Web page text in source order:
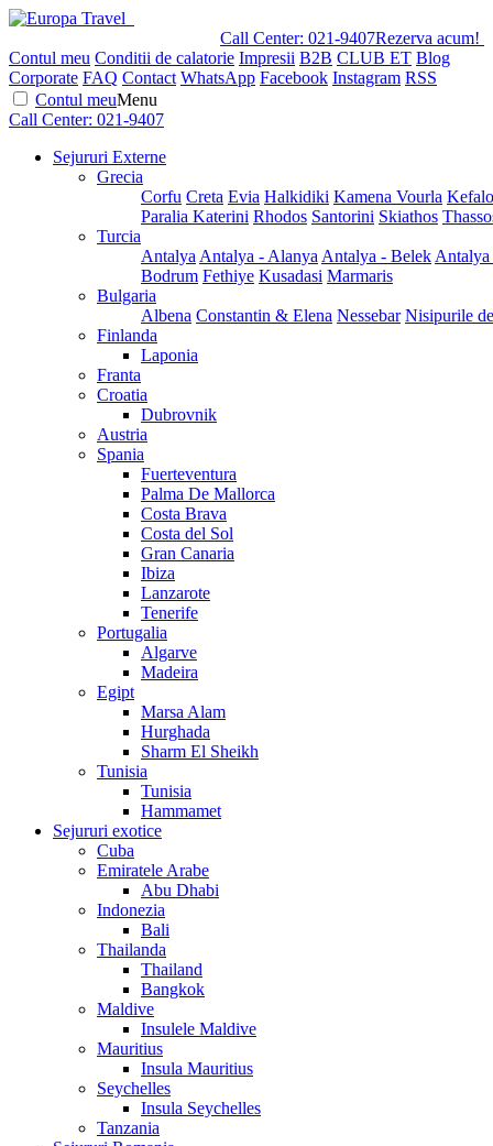
Call Center: 021-9407Rezerva acum!
Contul meu Conditii de calatorie Impresii B2B CLUB ET Blog
Corporate FAQ Contact WhatsApp Facebook Instagram RSS
Contul meuMenu
Call Center: 021-9407
Sejururi Externe
Grecia
Corfu Creta Evia Halkidiki Kamena Vourla
Paralia Katerini Rhodos Santorini Skiathos
Turcia
Antalya Antalya - Alanya Antalya - Belek
Bodrum Fethiye Kusadasi Marmaris
Bulgaria
Albena Constantin & Elena Nessebar Nisipurile
Finlanda
Laponia
Franta
Croatia
Dubrovnik
Austria
Spania
Fuerteventura
Palma De Mallorca
Costa Brava
Costa del Sol
Gran Canaria
Ibiza
Lanzarote
Tenerife
Portugalia
Algarve
Madeira
Egipt
Marsa Alam
Hurghada
Sharm El Sheikh
Tunisia
Tunisia
Hammamet
Sejururi exotice
Cuba
Emiratele Arabe
Abu Dhabi
Indonezia
Bali
Thailanda
Thailand
Bangkok
Maldive
Insulele Maldive
Mauritius
Insula Mauritius
Seychelles
Insula Seychelles
Tanzania